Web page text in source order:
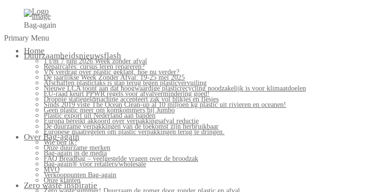
Bag-again
Primary Menu
Home
Duurzaamheidsnieuwsflash
1 t/m 7 juni 2026 Week zonder afval
Repaircafés: cursus leren repareren?
VN verdrag over plastic geklapt, hoe nu verder?
De jaarlijkse Week Zonder Afval: 19-25 mei 2025
Afschaffen plastictaks is stap terug tegen plasticvervuiling
Nieuwe LCA toont aan dat hoogwaardige plasticrecycling noodzakelijk is voor klimaatdoelen
EU-raad keurt PPWR regels voor afvalvermindering goed!
Droppie statiegeldmachine accepteert zak vol blikjes en flesjes
Sinds 2019 viste The Ocean Clean-up al 10 miljoen kg plastic uit rivieren en oceanen!
Geen plastic meer om komkommers bij Jumbo
Plastic export uit Nederland aan banden
Europa bereikt akkoord over verpakkingsafval reductie
De duurzame verpakkingen van de toekomst zijn herbruikbaar
Europese maatregelen om plastic verpakkingen terug te dringen.
Over Bag-again
Wie ben ik?
Onze duurzame merken
Bag-again in de media
FAQ Breadbag – veelgestelde vragen over de broodzak
Bag-again® voor retailers/wholesale
MVO
Verkooppunten Bag-again
Onze klanten
Zero waste inspiratie